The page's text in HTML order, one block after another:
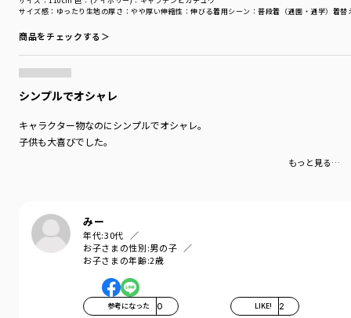
サイズ感 ：ゆったり 生地の厚さ ：やや厚い伸縮性 ：伸びる着用シーン ：普段着（通園・通学） 着替
商品をチェックする＞
シンプルでオシャレ
キャラクター物なのにシンプルでオシャレ。
子供も大喜びでした。
もっと見る…
みー
年代:30代
お子さまの性別:男の子
お子さまの年齢:2歳
参考になった 0 LIKE! 2
LGN（ライトグリーン）：ニャオハ
ルームウェア パジャマもおすすめです！
伸縮性：あり
ブランド
branshes
シーズン
／アウトレット
カテゴリ
／トップス>半袖Tシャツ・タンクトップ
／グリーン
11-4506-007